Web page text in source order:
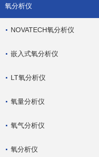
氧分析仪
NOVATECH氧分析仪
嵌入式氧分析仪
LT氧分析仪
氧量分析仪
氧气分析仪
氧分析仪